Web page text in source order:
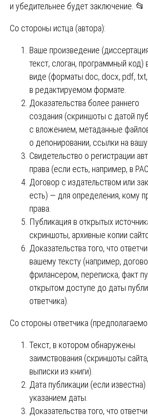
и убедительнее будет заключение. 📂
Со стороны истца (автора):
Ваше произведение
текст, слоган, программный код)
виде
в редактируемом формате.
Доказательства более раннего
создания (скриншоты с датой
с вложением, метаданные
о депонировании, ссылки на
Свидетельство о регистрации
права (если есть, например, в
Договор с издательством или
есть) — для определения, кому
права.
Публикация в открытых
скриншоты, архивные копии
Доказательства того, что
вашему тексту (например,
фрилансером, переписка, факт
открытом доступе до даты
ответчика).
Со стороны ответчика
Текст, в котором обнаружены
заимствования (скриншоты
выписки из книги).
Дата публикации (если
указанием даты.
Доказательства того, что